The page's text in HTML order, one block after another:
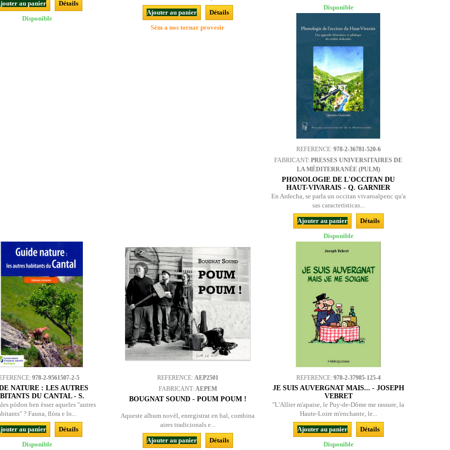
au panier
Détails
Disponible
Ajouter au panier
Détails
Sèm a nos tornar provesir
Disponible
REFERENCE: 978-2-36781-520-6
FABRICANT:PRESSES UNIVERSITAIRES DE
LA MÉDITERRANÉE (PULM)
PHONOLOGIE DE L'OCCITAN DU
HAUT-VIVARAIS - Q. GARNIER
En Ardecha, se parla un occitan vivaroalpenc qu'a
sas caracteristicas...
Ajouter au panier
Détails
Disponible
978-2-9561507-2-5
NATURE : LES AUTRES
DU CANTAL - S.
CORDONNIER
pòdon ben èsser aqueles "autres
? Fauna, flòra e lo...
au panier
Détails
Disponible
REFERENCE: AEP2501
FABRICANT: AEPEM
BOUGNAT SOUND - POUM POUM !
Aqueste album novèl, enregistrat en bal, combina
aires tradicionals e...
Ajouter au panier Détails
REFERENCE: 978-2-37985-125-4
JE SUIS AUVERGNAT MAIS... - JOSEPH
VEBRET
"L'Allier m'apaise, le Puy-de-Dôme me rassure, la
Haute-Loire m'enchante, le...
Ajouter au panier
Détails
Disponible